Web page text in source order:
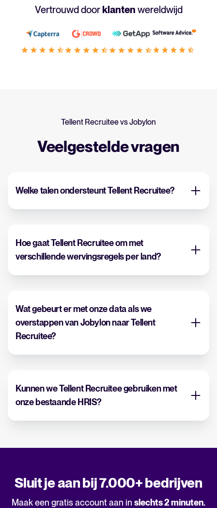
Vertrouwd doorklanten wereldwijd
Tellent Recruitee vs Jobylon
Veelgestelde vragen
Welke talen ondersteunt Tellent Recruitee?
Hoe gaat Tellent Recruitee om met
verschillende wervingsregels per land?
Wat gebeurt er met onze data als we
overstappen van Jobylon naar Tellent
Recruitee?
Kunnen we Tellent Recruitee gebruiken met
onze bestaande HRIS?
Sluit je aan bij 7.000+ bedrijven
Maak een gratis account aan in slechts 2 minuten.